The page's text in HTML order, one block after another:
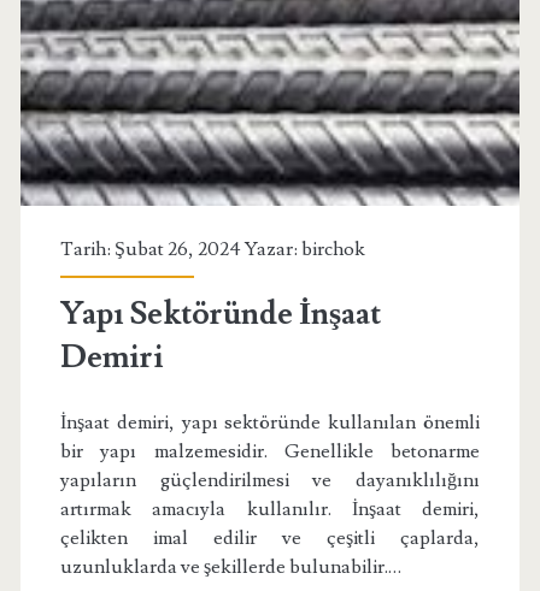
Tarih: Şubat 26, 2024 Yazar: birchok
Yapı Sektöründe İnşaat
Demiri
İnşaat demiri, yapı sektöründe kullanılan önemli
bir yapı malzemesidir. Genellikle betonarme
yapıların güçlendirilmesi ve dayanıklılığını
artırmak amacıyla kullanılır. İnşaat demiri,
çelikten imal edilir ve çeşitli çaplarda,
uzunluklarda ve şekillerde bulunabilir.…